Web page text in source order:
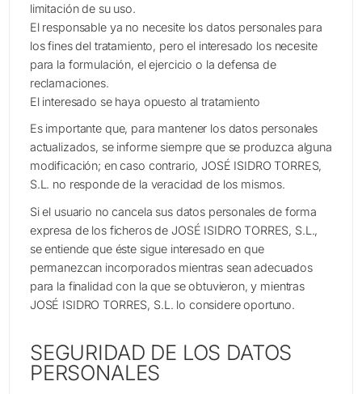
limitación de su uso.
El responsable ya no necesite los datos personales para
los fines del tratamiento, pero el interesado los necesite
para la formulación, el ejercicio o la defensa de
reclamaciones.
El interesado se haya opuesto al tratamiento
Es importante que, para mantener los datos personales
actualizados, se informe siempre que se produzca alguna
modificación; en caso contrario, JOSÉ ISIDRO TORRES,
S.L. no responde de la veracidad de los mismos.
Si el usuario no cancela sus datos personales de forma
expresa de los ficheros de JOSÉ ISIDRO TORRES, S.L.,
se entiende que éste sigue interesado en que
permanezcan incorporados mientras sean adecuados
para la finalidad con la que se obtuvieron, y mientras
JOSÉ ISIDRO TORRES, S.L. lo considere oportuno.
SEGURIDAD DE LOS DATOS
PERSONALES